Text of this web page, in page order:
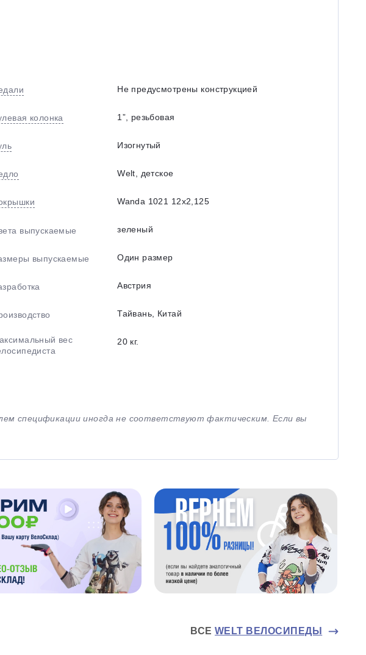
Не предусмотрены конструкцией
колонка 1”, резьбовая
Изогнутый
Welt, детское
Wanda 1021 12x2,125
выпускаемые зеленый
выпускаемые Один размер
Австрия
Тайвань, Китай
вес
20 кг.
спецификации иногда не соответствуют фактическим. Если вы
ВСЕWELT ВЕЛОСИПЕДЫ
раз в 2 недели